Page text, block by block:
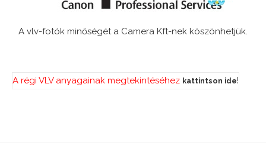
A vlv-fotók minőségét a Camera Kft-nek köszönhetjük.
A régi VLV anyagainak megtekintéséhez kattintson ide!